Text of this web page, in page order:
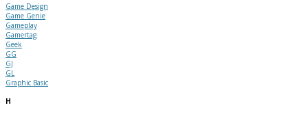
Game Design
Game Genie
Gameplay
Gamertag
Geek
GG
GJ
GL
Graphic Basic
H